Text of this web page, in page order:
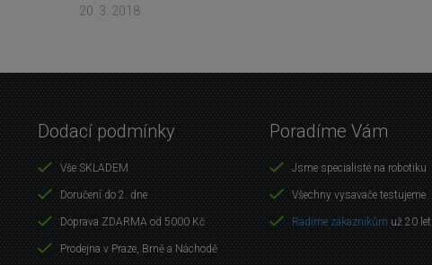
20. 3. 2018
Dodací podmínky
Vše SKLADEM
Doručení do 2. dne
Doprava ZDARMA od 5000 Kč
Prodejna v Praze, Brně a Náchodě
Poradíme Vám
Jsme specialisté na robotiku
Všechny vysavače testujeme
Radíme zákazníkům už 20 let